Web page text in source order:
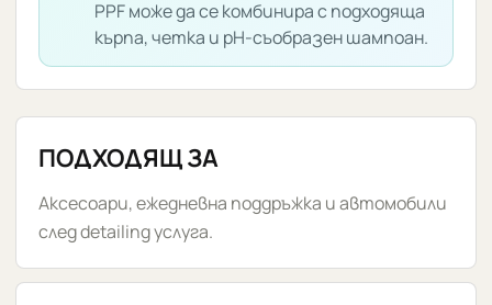
PPF може да се комбинира с подходяща
кърпа, четка и pH-съобразен шампоан.
ПОДХОДЯЩ ЗА
Аксесоари, ежедневна поддръжка и автомобили
след detailing услуга.